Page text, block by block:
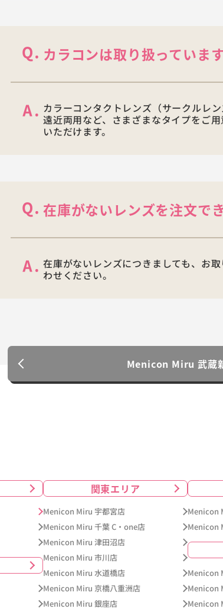
カラコンは取り扱っていま
カラーコンタクトレンズ（サークルレ
遠近両用など、さまざまなタイプをご
いただけます。
在庫がないレンズを注文で
在庫がないレンズにつきましても、お
わせください。
Menicon Miru 武蔵
関東エリア
Menicon Miru 宇都宮店
Menicon Miru 千葉 C・one店
Menicon Miru 津田沼店
Menicon Miru 市川店
Menicon Miru 水道橋店
Menicon Miru 京橋八重洲店
Menicon Miru 銀座店
Menicon
Menicon
Menicon
Menicon
Menicon